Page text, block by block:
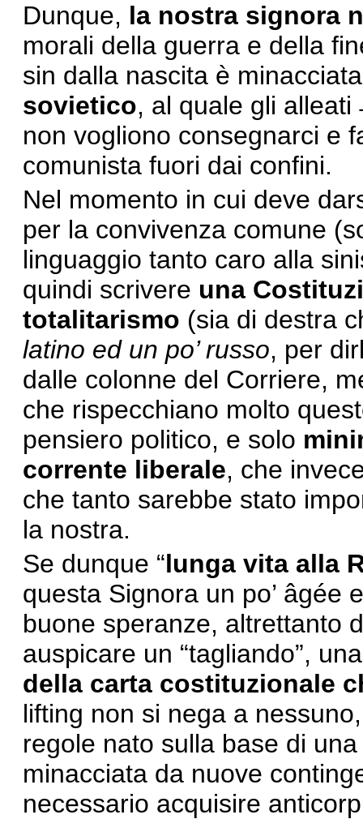
Dunque, la nostra signora
morali della guerra e della
sin dalla nascita è
sovietico, al quale gli alleati
non vogliono consegnarci e
comunista fuori dai confini.
Nel momento in cui deve
per la convivenza comune
linguaggio tanto caro alla
quindi scrivere una
totalitarismo (sia di destra
latino ed un po’ russo, per
dalle colonne del Corriere,
che rispecchiano molto
pensiero politico, e solo
corrente liberale, che
che tanto sarebbe stato
la nostra.
Se dunque “lunga vita alla
questa Signora un po’ âgée
buone speranze, altrettanto
auspicare un “tagliando”,
della carta costituzionale
lifting non si nega a
regole nato sulla base di
minacciata da nuove
necessario acquisire